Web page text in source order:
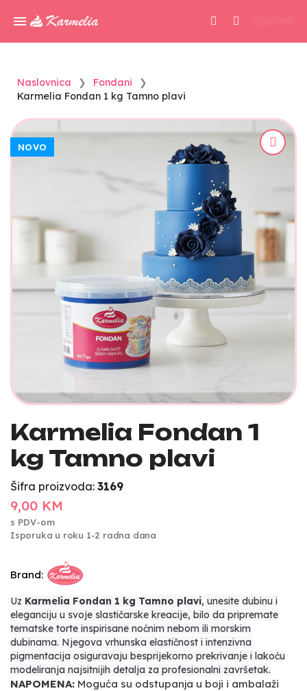
Naslovnica
Fondani
Karmelia Fondan 1 kg Tamno plavi
NOVO
Karmelia Fondan 1
kg Tamno plavi
Šifra proizvoda: 3169
9,00 KM
s PDV-om
Isporuka u roku 1-2 radna dana
Brand:
Uz Karmelia Fondan 1 kg Tamno plavi, unesite dubinu i
eleganciju u svoje slastičarske kreacije, bilo da pripremate
tematske torte inspirisane noćnim nebom ili morskim
dubinama. Njegova vrhunska elastičnost i intenzivna
pigmentacija osiguravaju besprijekorno prekrivanje i lakoću
modeliranja najsitnijih detalja za profesionalni završetak.
NAPOMENA: Moguća su odstupanja u boji i ambalaži